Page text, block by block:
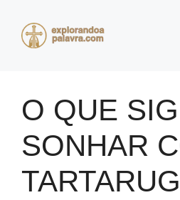
O QUE
SONHAR